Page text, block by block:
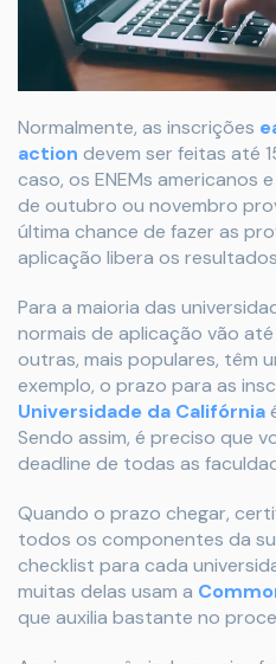
Normalmente, as inscrições
action devem ser feitas até
caso, os ENEMs americanos
de outubro ou novembro
última chance de fazer as
aplicação libera os
Para a maioria das
normais de aplicação vão
outras, mais populares, têm
exemplo, o prazo para as
Universidade da Califórnia
Sendo assim, é preciso que
deadline de todas as
Quando o prazo chegar,
todos os componentes da
checklist para cada
muitas delas usam a
que auxilia bastante no